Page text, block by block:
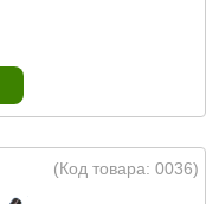
(Код товара: 0036)